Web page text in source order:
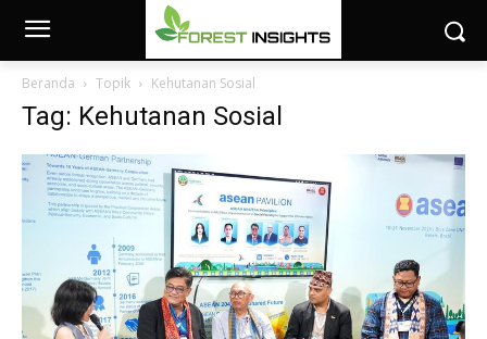
Beranda Topik Kehutanan Sosial
Tag: Kehutanan Sosial